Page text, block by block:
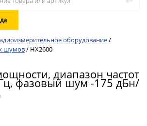
оборудование/
шумов/ HX2600
диапазон частот
фазовый шум -175 дБн/